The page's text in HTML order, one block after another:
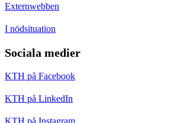
Externwebben
I nödsituation
Sociala medier
KTH på Facebook
KTH på LinkedIn
KTH på Instagram